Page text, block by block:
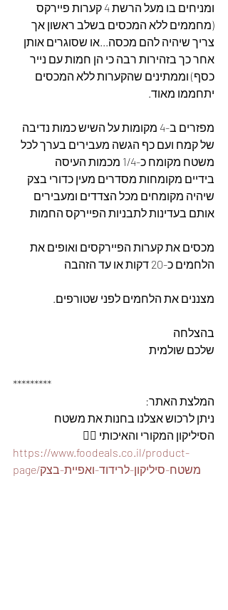
ומניחים בו מעל הרשת 4 קערות פיירקס
(מחממים ללא המכסים בשלב ראשון אך
צריך שיהיה להם מכסה...או שסוגרים אותן
אחר כך בזהירות רבה כי הן חמות עם נייר
כסף) וממתינים שהקערות ללא המכסים
יתחממו מאוד.
מפזרים ב-4 מקומות על השיש כמות נדיבה
של קמח ועם כף הגשה מעבירים בערך לכל
משטח מקומח כ-1/4 מכמות העיסה
בידיים מקומחות מסדרים מעין כדורי בצק
שיהיה מקומחים מכל הצדדים ומעבירים
אותם בעדינות לתבניות הפיירקס החמות
מכסים את קערות הפיירקסים ואופים את
הלחמים כ-20 דקות או עד הזהבה
מצננים את הלחמים לפני שטורפים.
בהצלחה
שלכם שולמית
*********
המלצת האתר:
ניתן לרכוש אצלנו בחנות את משטח
הסיליקון המקורי והאיכותי 👇🏽
https://www.foodeals.co.il/product-
page/משטח-סיליקון-לרידוד-ואפיית-בצק